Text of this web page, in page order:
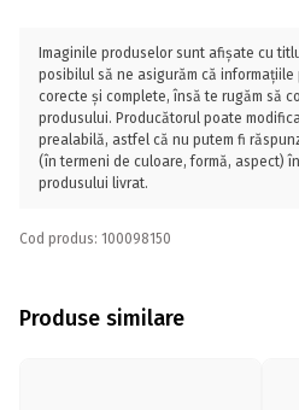
Imaginile produselor sunt afișate cu
posibilul să ne asigurăm că
corecte și complete, însă te rugăm să
produsului. Producătorul poate
prealabilă, astfel că nu putem fi
(în termeni de culoare, formă, aspect)
produsului livrat.
Cod produs: 100098150
Produse similare